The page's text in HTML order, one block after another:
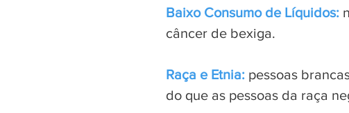
Baixo Consumo de Líquidos:
câncer de bexiga.
Raça e Etnia: pessoas
do que as pessoas da raça